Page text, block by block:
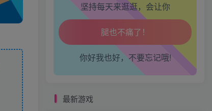
坚持每天来逛逛，会让你
走路也有劲了！
腿也不痛了！
腰也不酸了！
你好我也好，不要忘记哦!
最新游戏